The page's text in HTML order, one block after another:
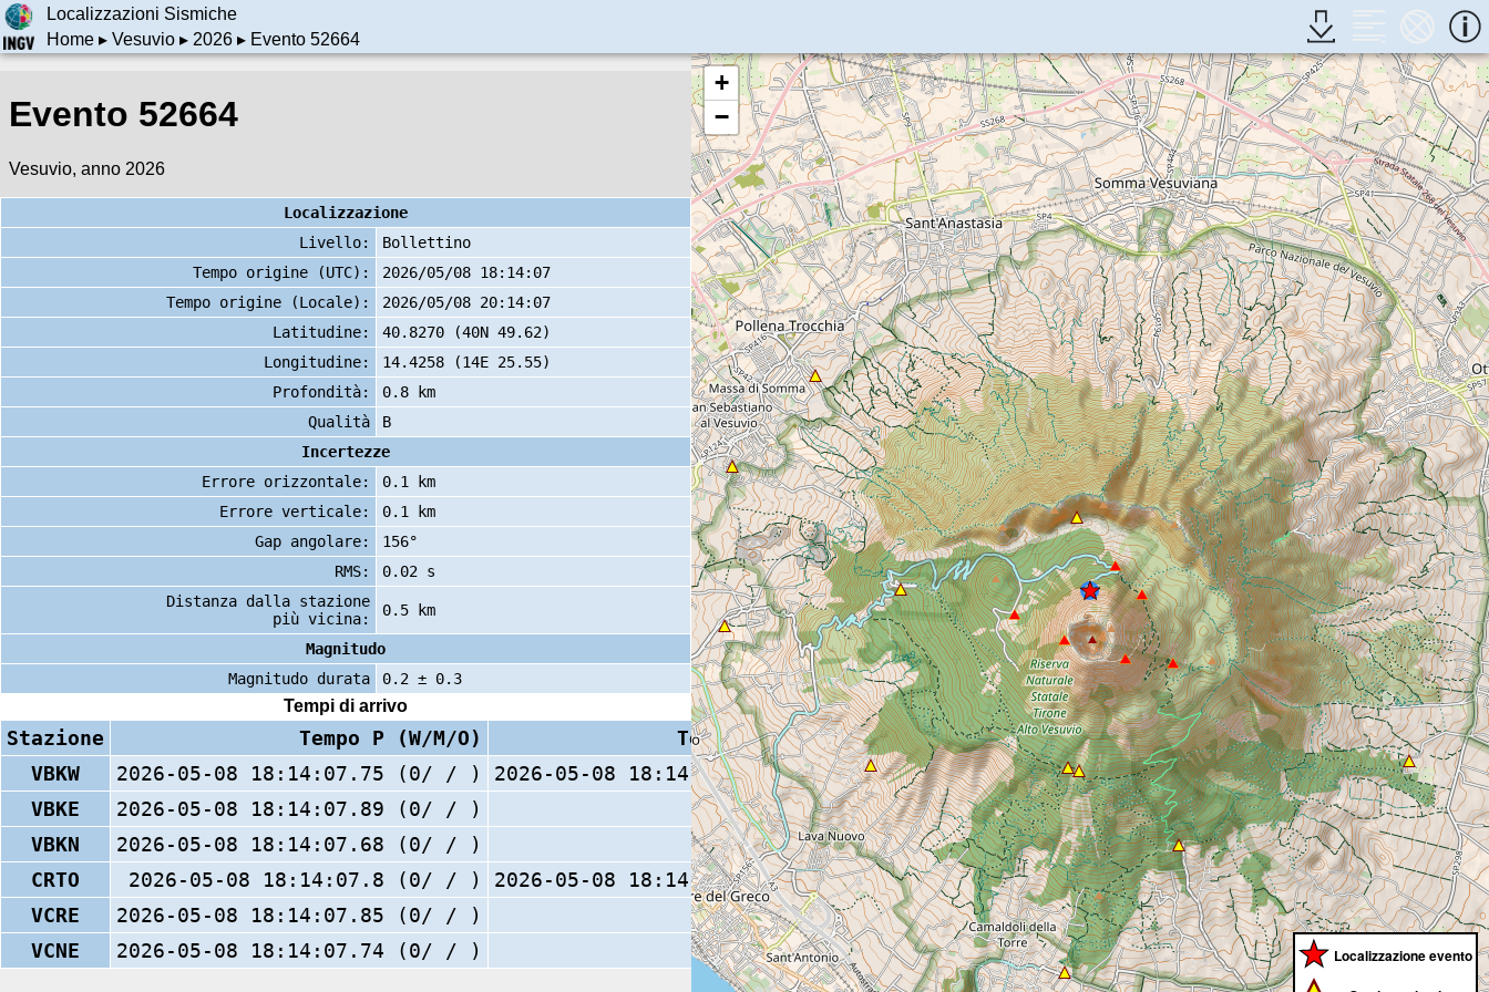
Localizzazioni Sismiche
Home▸ Vesuvio▸ 2026▸ Evento 52664
Evento 52664
Vesuvio, anno 2026
Localizzazione
Livello:
Bollettino
Tempo origine (UTC):
2026/05/08 18:14:07
Tempo origine (Locale):
2026/05/08 20:14:07
Latitudine:
40.8270 (40N 49.62)
Longitudine:
14.4258 (14E 25.55)
Profondità:
0.8 km
Qualità
B
Incertezze
Errore orizzontale:
0.1 km
Errore verticale:
0.1 km
Gap angolare:
156°
RMS:
0.02 s
Distanza dalla stazione
più vicina:
0.5 km
Magnitudo
Magnitudo durata
0.2 ± 0.3
Tempi di arrivo
Stazione Tempo P (W/M/O) Tempo S (W/M/O) Coda
VBKW
2026-05-08 18:14:07.75 (0/ / )
2026-05-08 18:14:08.27 (0/ / )
VBKE
2026-05-08 18:14:07.89 (0/ / )
14 s
VBKN
2026-05-08 18:14:07.68 (0/ / )
CRTO
2026-05-08 18:14:07.8 (0/ / )
2026-05-08 18:14:08.47 (0/ / )
VCRE
2026-05-08 18:14:07.85 (0/ / )
VCNE
2026-05-08 18:14:07.74 (0/ / )
+
−
Localizzazione evento